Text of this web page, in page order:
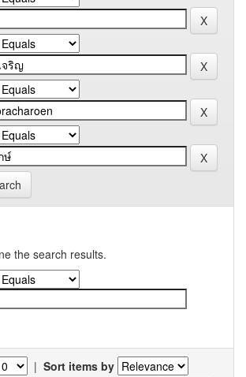
the search results.
| Sort items by